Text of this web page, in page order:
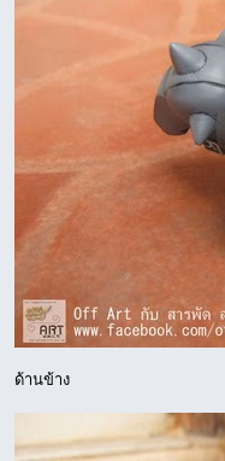
ด้านข้าง